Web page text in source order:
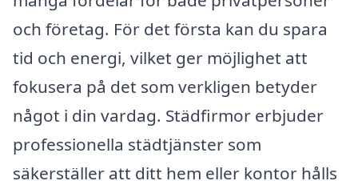
och företag. För det första kan du spara
tid och energi, vilket ger möjlighet att
fokusera på det som verkligen betyder
något i din vardag. Städfirmor erbjuder
professionella städtjänster som
säkerställer att ditt hem eller kontor hålls